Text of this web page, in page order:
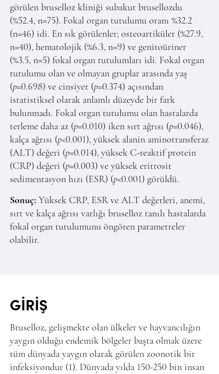
görülen bruselloz kliniği subakut brusellozdu
(%52.4, n=75). Fokal organ tutulumu oranı %32.2
(n=46) idi. En sık görülenler; osteoartiküler (%27.9,
n=40), hematolojik (%6.3, n=9) ve genitoüriner
(%3.5, n=5) fokal organ tutulumları idi. Fokal organ
tutulumu olan ve olmayan gruplar arasında yaş
(p=0.698) ve cinsiyet (p=0.374) açısından
istatistiksel olarak anlamlı düzeyde bir fark
bulunmadı. Fokal organ tutulumu olan hastalarda
terleme daha az (p=0.010) iken sırt ağrısı (p=0.046),
kalça ağrısı (p<0.001), yüksek alanin aminotransferaz
(ALT) değeri (p=0.014), yüksek C-reaktif protein
(CRP) değeri (p=0.003) ve yüksek eritrosit
sedimentasyon hızı (ESR) (p<0.001) görüldü.
Sonuç: Yüksek CRP, ESR ve ALT değerleri, anemi,
sırt ve kalça ağrısı varlığı bruselloz tanılı hastalarda
fokal organ tutulumunu öngören parametreler
olabilir.
GİRİŞ
Bruselloz, gelişmekte olan ülkeler ve hayvancılığın
yaygın olduğu endemik bölgeler başta olmak üzere
tüm dünyada yaygın olarak görülen zoonotik bir
infeksiyondur (1). Dünyada yılda 150-250 bin insan